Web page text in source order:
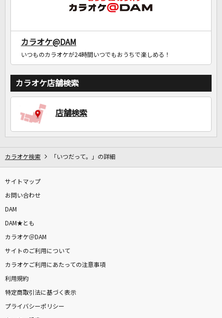
カラオケ@DAM
いつものカラオケが24時間いつでもおうちで楽しめる！
カラオケ店舗検索
店舗検索
カラオケ検索 「いつだって。」の詳細
サイトマップ
お問い合わせ
DAM
DAM★とも
カラオケ＠DAM
サイトのご利用について
カラオケご利用にあたっての注意事項
利用規約
特定商取引法に基づく表示
プライバシーポリシー